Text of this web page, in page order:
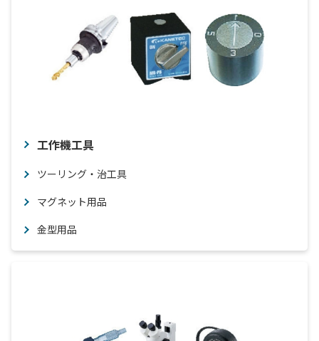
工作機工具
ツーリング・治工具
マグネット用品
金型用品